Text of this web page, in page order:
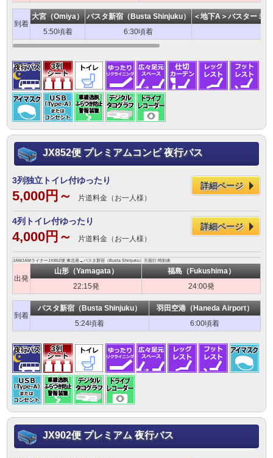
到着
大宮（Omiya） バスタ新宿（Busta Shinjuku）
＜地下A＞バスターミ
5:50頃着
6:30頃着
JX852便 プレミアムコンビ 夜行バス
3列独立トイレ付ゆったり
5,000円～ 片道料金（お一人様）
詳細ページ
4列トイレ付ゆったり
4,000円～ 片道料金（お一人様）
詳細ページ
JAMJAMライナーJX852便 東北発→バスタ新宿（Busta Shinjuku）方面行 時刻表
出発
山形（Yamagata）
福島（Fukushima）
22:15発
24:00発
到着
バスタ新宿（Busta Shinjuku）
羽田空港（Haneda Airport）
5:24頃着
6:00頃着
JX902便 プレミアム 夜行バス